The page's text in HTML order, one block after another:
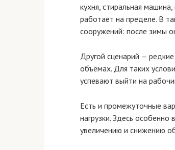
кухня, стиральная
работает на пределе. В
сооружений: после зимы
Другой сценарий —
объёмах. Для таких
успевают выйти на
Есть и промежуточные
нагрузки. Здесь
увеличению и снижению